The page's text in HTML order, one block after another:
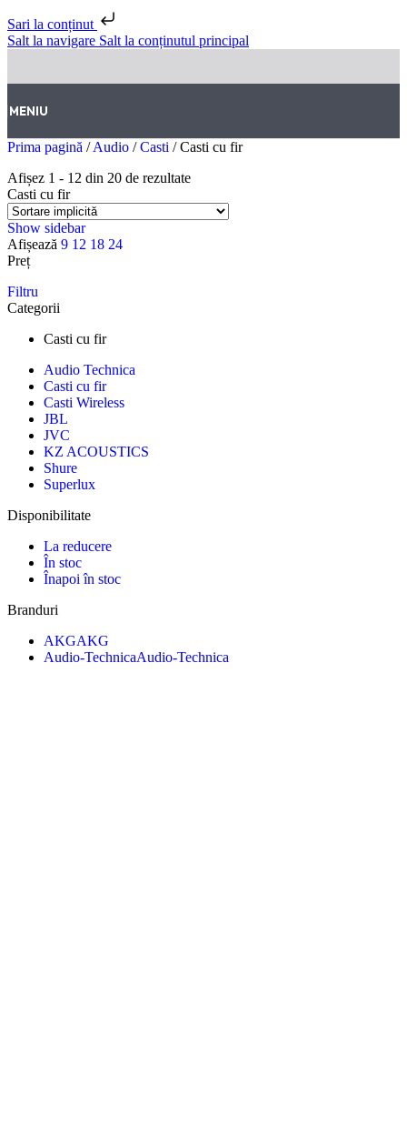
Sari la conținut
Salt la navigare Salt la conținutul principal
MENIU
Prima pagină / Audio / Casti / Casti cu fir
Afișez 1 - 12 din 20 de rezultate
Casti cu fir
Show sidebar
Afișează 9 12 18 24
Preț
Filtru
Categorii
Casti cu fir
Audio Technica
Casti cu fir
Casti Wireless
JBL
JVC
KZ ACOUSTICS
Shure
Superlux
Disponibilitate
La reducere
În stoc
Înapoi în stoc
Branduri
AKGAKG
Audio-TechnicaAudio-Technica